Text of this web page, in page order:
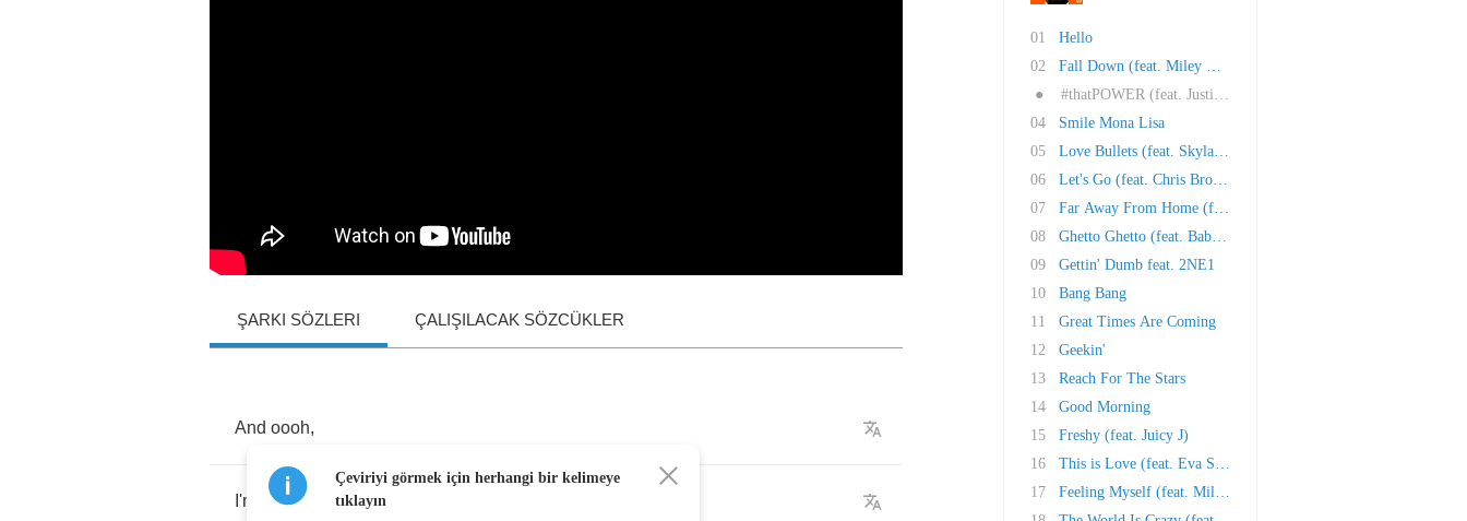
ŞARKI SÖZLERI ÇALIŞILACAK SÖZCÜKLER
And oooh,
I'm alive, alive,I'm
Çeviriyi görmek için herhangi bir kelimeye
tıklayın
01
Hello
02
Fall Down (feat. Miley Cyrus)
●
#thatPOWER (feat. Justin Bieber)
04
Smile Mona Lisa
05
Love Bullets (feat. Skylar Grey)
06
Let's Go (feat. Chris Brown)
07
Far Away From Home (feat. Nicole Scherzinger)
08
Ghetto Ghetto (feat. Baby Kaely)
09
Gettin' Dumb feat. 2NE1
10
Bang Bang
11
Great Times Are Coming
12
Geekin'
13
Reach For The Stars
14
Good Morning
15
Freshy (feat. Juicy J)
16
This is Love (feat. Eva Simons)
17
Feeling Myself (feat. Miley Cyrus, Wiz Khalif..